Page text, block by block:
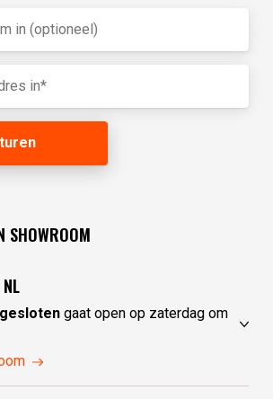
SHOWROOM
gaat open op zaterdag om
10:00 - 17:30